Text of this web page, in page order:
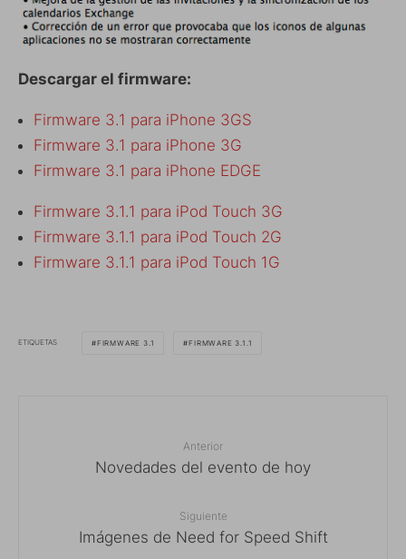
Descargar el firmware:
Firmware 3.1 para iPhone 3GS
Firmware 3.1 para iPhone 3G
Firmware 3.1 para iPhone EDGE
Firmware 3.1.1 para iPod Touch 3G
Firmware 3.1.1 para iPod Touch 2G
Firmware 3.1.1 para iPod Touch 1G
ETIQUETAS FIRMWARE 3.1 FIRMWARE 3.1.1
Anterior
Novedades del evento de hoy
Siguiente
Imágenes de Need for Speed Shift